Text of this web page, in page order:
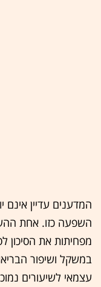
המדענים עדיין אינם
מפחיתות את הסיכון
במשקל ושיפור
עצמאי לשיעורים